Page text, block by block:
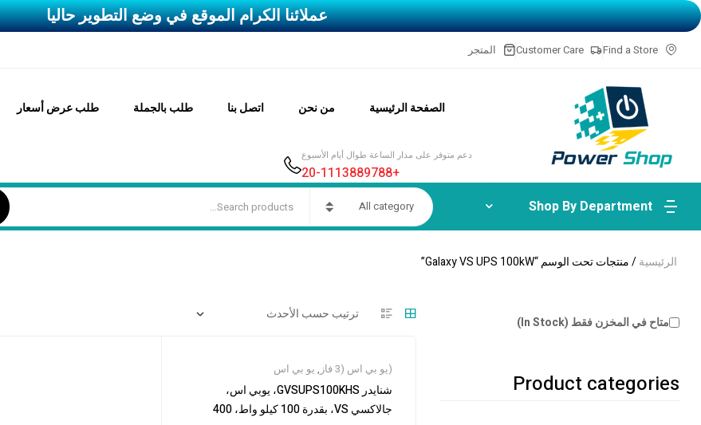
عملائنا الكرام الموقع في وضع التطوير حاليا
Find a Store
Customer Care المتجر
الصفحة الرئيسية من نحن اتصل بنا طلب بالجملة طلب عرض أسعار
دعم متوفر على مدار الساعة طوال أيام الأسبوع
+20-1113889788
Shop By Department
All category
الرئيسية/ منتجات تحت الوسم “Galaxy VS UPS 100kW”
(يو بي اس (3 فاز , يو بي اس
شنايدر GVSUPS100KHS، يوبي اس،
جالاكسي VS، بقدرة 100 كيلو واط، 400
متاح في المخزن فقط (In Stock)
Product categories